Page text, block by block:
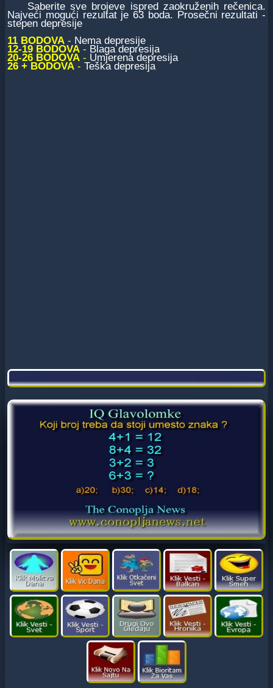
Saberite sve brojeve ispred zaokruženih rečenica.
Najveći mogući rezultat je 63 boda. Prosečni rezultati -
stepen depresije
11 BODOVA - Nema depresije
12-19 BODOVA - Blaga depresija
20-26 BODOVA - Umjerena depresija
26 + BODOVA - Teška depresija